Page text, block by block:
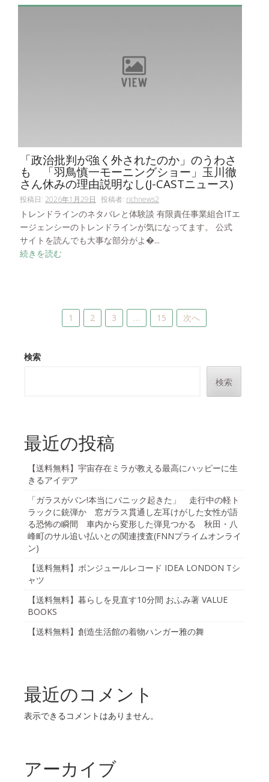
「政治批判が強く外されたのか」のうわさ
も 「羽鳥慎一モーニングショー」玉川徹
さん休みの理由説明なし(J-CASTニュース)
投稿日: 2026年1月29日 投稿者: richnews2
トレンドラインのネタバレと体験談 有限責任事業組合ITエ
ージェンシーのトレンドラインが気になってます。 公式
サイトを読んでも大事な部分がよ�...
続きを読む
の
送
り
1 2 3 … 15 次へ
検索
検索
最近の投稿
【送料無料】宇宙存在ミラが教える最高にハッピーに生
きるアイデア
「ガラスがバン!本当にパニック起きた」 走行中の軽ト
ラックに銃弾か 窓ガラス貫通し左耳けがした女性が語
る恐怖の瞬間 車内から変形した弾見つかる 秋田・八
峰町のサル追い払いとの関連捜査(FNNプライムオンライ
ン)
【送料無料】ボンジュールレコード IDEA LONDON Tシ
ャツ
【送料無料】暮らしを見直す10分間 おふみ著 VALUE
BOOKS
【送料無料】創造生活館の着物ハンガー雅の舞
最近のコメント
表示できるコメントはありません。
アーカイブ